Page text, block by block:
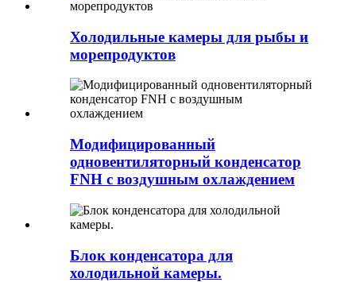
Холодильные камеры для рыбы и
морепродуктов
Модифицированный
одновентиляторный конденсатор
FNH с воздушным охлаждением
Блок конденсатора для
холодильной камеры.